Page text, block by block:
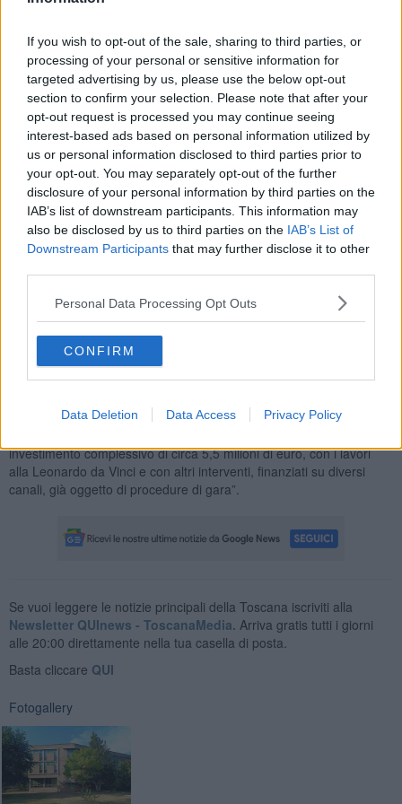
If you wish to opt-out of the sale, sharing to third parties, or
processing of your personal or sensitive information for
targeted advertising by us, please use the below opt-out
section to confirm your selection. Please note that after your
opt-out request is processed you may continue seeing
interest-based ads based on personal information utilized by
us or personal information disclosed to third parties prior to
your opt-out. You may separately opt-out of the further
disclosure of your personal information by third parties on the
IAB’s list of downstream participants. This information may
also be disclosed by us to third parties on the IAB’s List of
Downstream Participants that may further disclose it to other
Personal Data Processing Opt Outs
CONFIRM
Data Deletion Data Access Privacy Policy
I lavori in partenza riguarderanno il blocco 3 dell’edificio, opposto al
blocco 1 su cui l’intervento è già stato realizzato.Si sviluppa su
tre piani fuori terra e sarà interessato da interventi di
adeguamento sismico e rinforzo strutturale, interventi di
adeguamento funzionale,
lavori quali sostituzione infissi,
realizzazione cappotto esterno, isolamento della copertura, volti ad
efficientare la struttura sotto un profilo energetico e ridurre i
consumi.
I lavori in programma hanno un costo di circa 850mila euro di
scolastica in virtù della tipologia di aule e funzioni che qui si trovano
e saranno completati entro l’estate per restituire la piena
disponibilità dell’edificio con l’avvio del prossimo anno scolastico.
“Ringraziamo la scuola per la collaborazione e la disponibilità –
dice il sindaco- L’edilizia scolastica rappresenta un impegno
sviluppata e in complesso di risorse attratte e investite per
investimento complessivo di circa 5,5 milioni di euro, con i lavori
alla Leonardo da Vinci e con altri interventi, finanziati su diversi
canali, già oggetto di procedure di gara”.
Se vuoi leggere le notizie principali della Toscana iscriviti alla
Newsletter QUInews - ToscanaMedia. Arriva gratis tutti i giorni
alle 20:00 direttamente nella tua casella di posta.
Basta cliccare QUI
Fotogallery